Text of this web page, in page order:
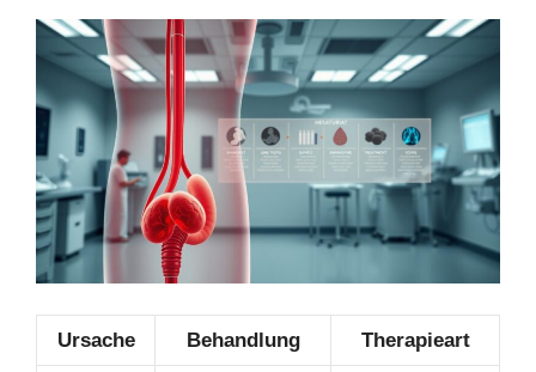
Ursache Behandlung Therapieart